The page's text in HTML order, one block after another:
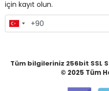
için kayıt olun.
Tüm bilgileriniz 256bit SSL
© 2025 Tüm